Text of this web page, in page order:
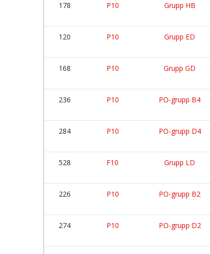
178 P10 Grupp HB
120 P10 Grupp ED
168 P10 Grupp GD
236 P10 PO-grupp B4
284 P10 PO-grupp D4
528 F10 Grupp LD
226 P10 PO-grupp B2
274 P10 PO-grupp D2